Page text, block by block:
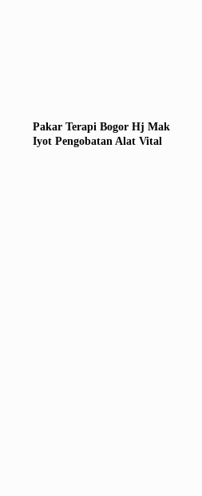
Pakar Terapi Bogor Hj Mak
Iyot Pengobatan Alat Vital